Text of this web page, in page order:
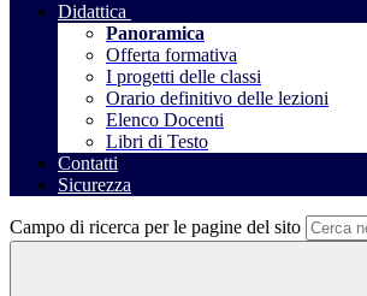
Didattica
Panoramica
Offerta formativa
I progetti delle classi
Orario definitivo delle lezioni
Elenco Docenti
Libri di Testo
Contatti
Sicurezza
Campo di ricerca per le pagine del sito